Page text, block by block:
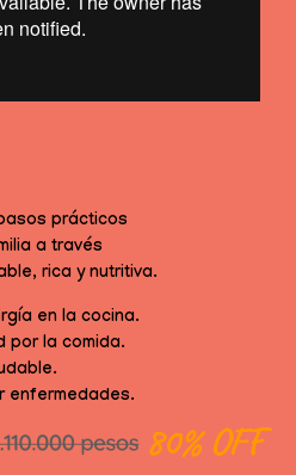
prácticos
a través
rica y nutritiva.
en la cocina.
por la comida.
enfermedades.